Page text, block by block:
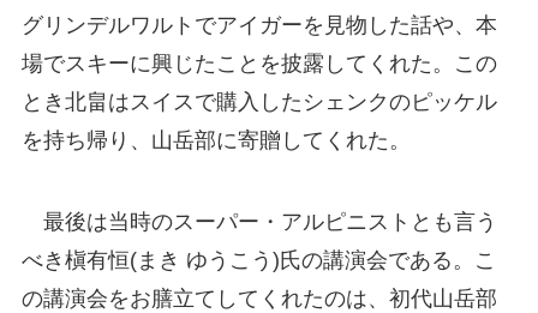
グリンデルワルトでアイガーを見物した話や、本
場でスキーに興じたことを披露してくれた。この
とき北畠はスイスで購入したシェンクのピッケル
を持ち帰り、山岳部に寄贈してくれた。
最後は当時のスーパー・アルピニストとも言う
べき槇有恒(まき ゆうこう)氏の講演会である。こ
の講演会をお膳立てしてくれたのは、初代山岳部